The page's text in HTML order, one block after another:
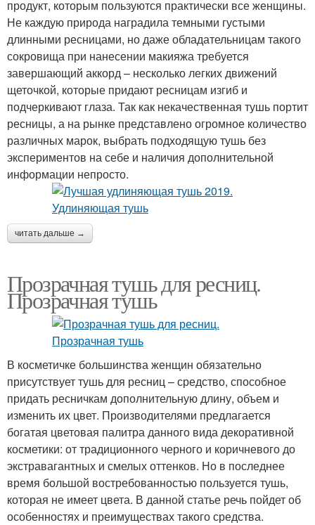
продукт, которым пользуются практически все женщины.
Не каждую природа наградила темными густыми
длинными ресницами, но даже обладательницам такого
сокровища при нанесении макияжа требуется
завершающий аккорд – несколько легких движений
щеточкой, которые придают ресницам изгиб и
подчеркивают глаза. Так как некачественная тушь портит
ресницы, а на рынке представлено огромное количество
различных марок, выбрать подходящую тушь без
экспериментов на себе и наличия дополнительной
информации непросто.
читать дальше →
Прозрачная тушь для ресниц.
Прозрачная тушь
В косметичке большинства женщин обязательно
присутствует тушь для ресниц – средство, способное
придать ресничкам дополнительную длину, объем и
изменить их цвет. Производителями предлагается
богатая цветовая палитра данного вида декоративной
косметики: от традиционного черного и коричневого до
экстравагантных и смелых оттенков. Но в последнее
время большой востребованностью пользуется тушь,
которая не имеет цвета. В данной статье речь пойдет об
особенностях и преимуществах такого средства.